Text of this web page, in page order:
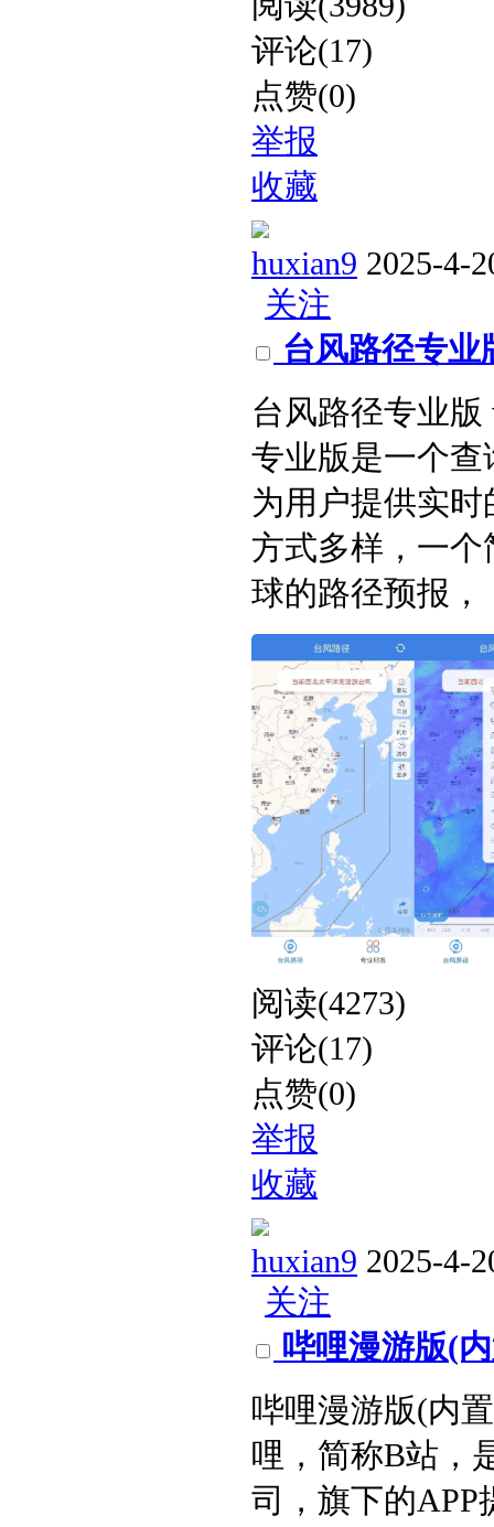
评论(17)
点赞(0)
举报
收藏
huxian9 2025-4-
关注
台风路径专业
台风路径专业
专业版是一个
为用户提供实
方式多样，一
球的路径预报，
阅读(4273)
评论(17)
点赞(0)
举报
收藏
huxian9 2025-4-
关注
哔哩漫游版(
哔哩漫游版(内
哩，简称B站，
司，旗下的APP